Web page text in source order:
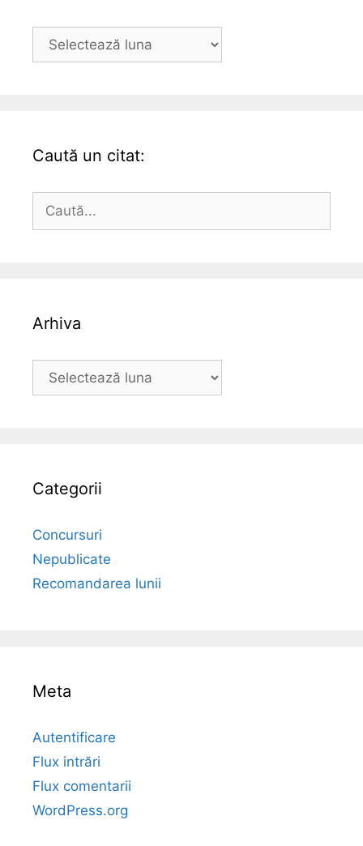
Arhiva
Caută un citat:
după:
Arhiva
Arhiva
Categorii
Concursuri
Nepublicate
Recomandarea lunii
Meta
Autentificare
Flux intrări
Flux comentarii
WordPress.org